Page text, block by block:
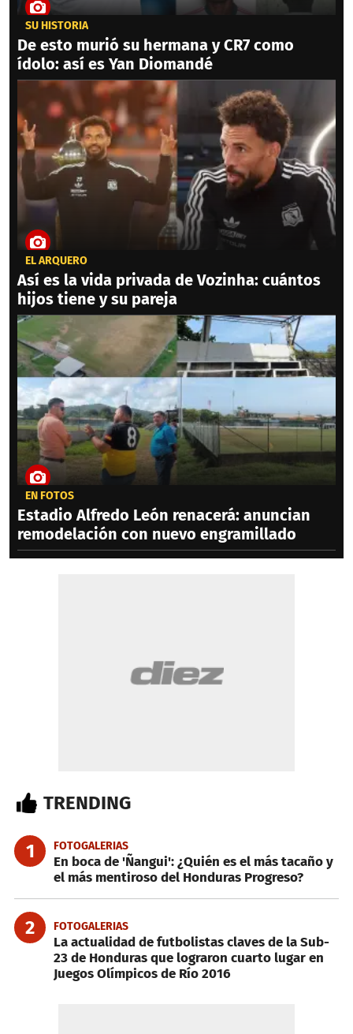
SU HISTORIA
De esto murió su hermana y CR7 como
ídolo: así es Yan Diomandé
EL ARQUERO
Así es la vida privada de Vozinha: cuántos
hijos tiene y su pareja
EN FOTOS
Estadio Alfredo León renacerá: anuncian
remodelación con nuevo engramillado
TRENDING
1 FOTOGALERIAS
En boca de 'Ñangui': ¿Quién es el más tacaño y
el más mentiroso del Honduras Progreso?
2 FOTOGALERIAS
La actualidad de futbolistas claves de la Sub-
23 de Honduras que lograron cuarto lugar en
Juegos Olímpicos de Río 2016